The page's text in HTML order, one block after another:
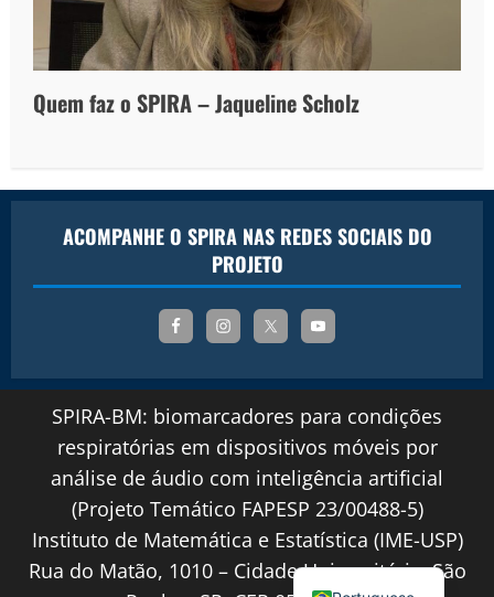
Quem faz o SPIRA – Jaqueline Scholz
ACOMPANHE O SPIRA NAS REDES SOCIAIS DO
PROJETO
SPIRA-BM: biomarcadores para condições
respiratórias em dispositivos móveis por
análise de áudio com inteligência artificial
(Projeto Temático FAPESP 23/00488-5)
Instituto de Matemática e Estatística (IME-USP)
Rua do Matão, 1010 – Cidade Universitária, São
English